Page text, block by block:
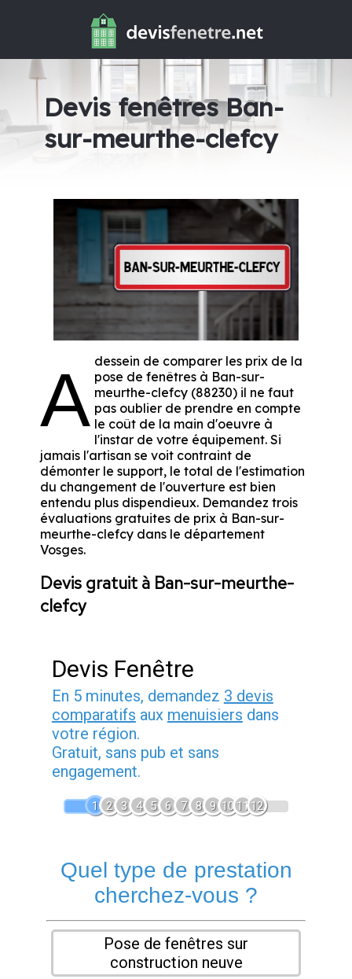
Devis fenêtres Ban-
sur-meurthe-clefcy
A dessein de comparer les prix de la
pose de fenêtres à Ban-sur-
meurthe-clefcy (88230) il ne faut
pas oublier de prendre en compte
le coût de la main d'oeuvre à
l'instar de votre équipement. Si
jamais l'artisan se voit contraint de
démonter le support, le total de l'estimation
du changement de l'ouverture est bien
entendu plus dispendieux. Demandez trois
évaluations gratuites de prix à Ban-sur-
meurthe-clefcy dans le département
Vosges.
Devis gratuit à Ban-sur-meurthe-
clefcy
Devis Fenêtre
En 5 minutes, demandez 3 devis
comparatifs aux menuisiers dans
votre région.
Gratuit, sans pub et sans
engagement.
1 2 3 4 5 6 7 8 9 1011 12
Quel type de prestation
cherchez-vous ?
Pose de fenêtres sur
construction neuve